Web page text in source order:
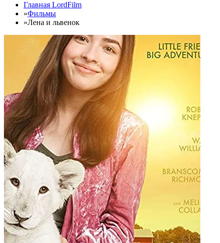
Главная LordFilm
»Фильмы
»Лена и львенок